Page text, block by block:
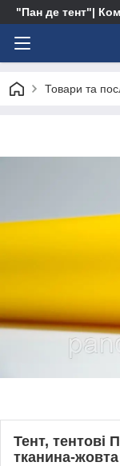
"Пан де тент"|
Товари та
Тент, тентові
тканина-